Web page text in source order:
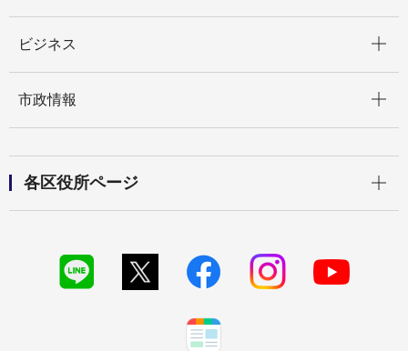
ビジネス
市政情報
各区役所ページ